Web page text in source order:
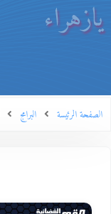
يازهراء
الصفحة الرئيسة البرامج